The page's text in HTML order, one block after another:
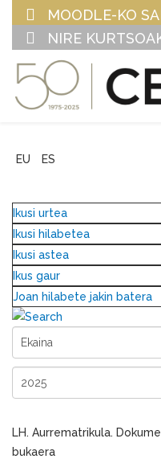
MOODLE-KO
NIRE
EU ES
Ikusi urtea
Ikusi hilabetea
Ikusi astea
Ikus gaur
Joan hilabete jakin batera
LH. Aurrematrikula.
bukaera